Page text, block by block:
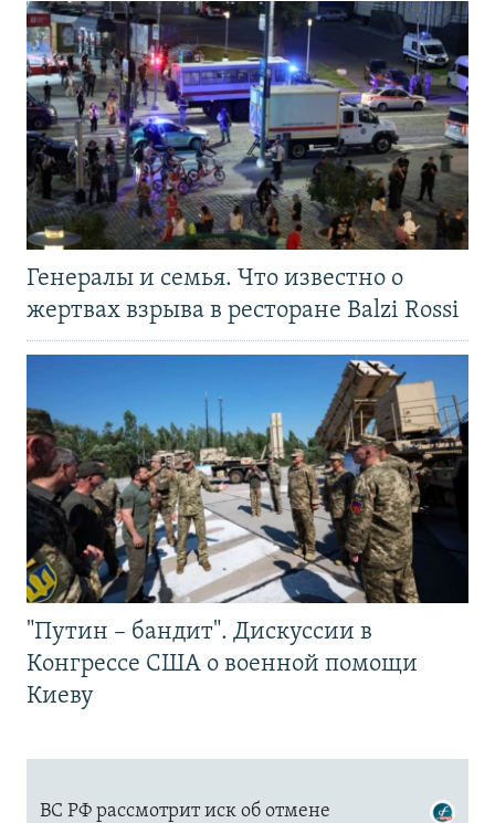
Генералы и семья. Что известно о
жертвах взрыва в ресторане Balzi Rossi
"Путин – бандит". Дискуссии в
Конгрессе США о военной помощи
Киеву